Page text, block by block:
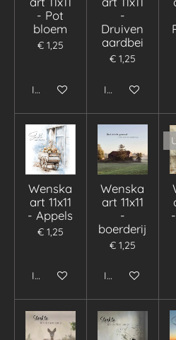
- Pot
bloem
€ 1,25
In winkelwagen
-
Druiven
aardbei
€ 1,25
In winkelwagen
Wenska
art 11x11
- Appels
€ 1,25
In winkelwagen
Wenska
art 11x11
-
boerderij
€ 1,25
In winkelwagen